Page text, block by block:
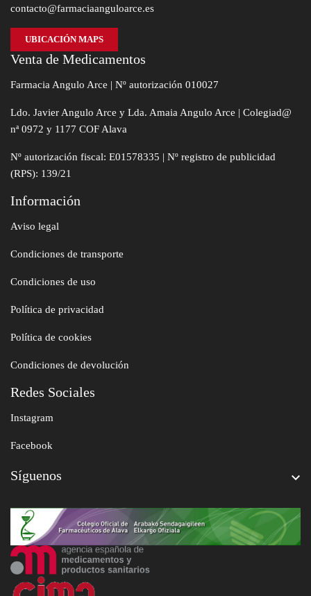
contacto@farmaciaanguloarce.es
UBICACIÓN MAPS
Venta de Medicamentos
Farmacia Angulo Arce | Nº autorización 010027
Ldo. Javier Angulo Arce y Lda. Amaia Angulo Arce | Colegiad@
nª 0972 y 1177 COF Alava
Nº autorización fiscal: E01578335 | Nº registro de publicidad
(RPS): 139/21
Información
Aviso legal
Condiciones de transporte
Condiciones de uso
Política de privacidad
Política de cookies
Condiciones de devolución
Redes Sociales
Instagram
Facebook
Síguenos 